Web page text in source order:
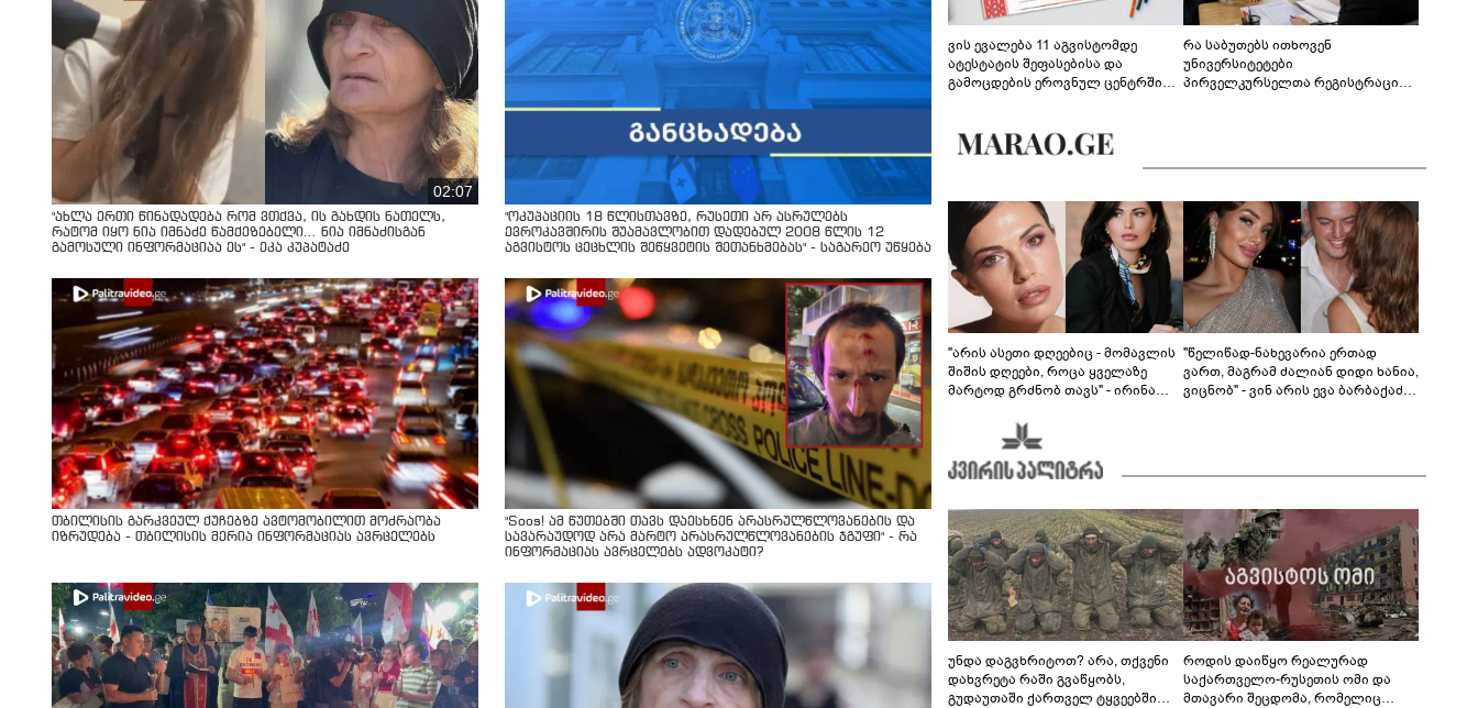
02:07
"ახლა ერთი წინადადება რომ ვთქვა, ის გახდის ნათელს,
რატომ იყო ნია იმნაძე წამქეზებელი... ნია იმნაძისგან
გამოსული ინფორმაციაა ეს" - ეკა კუპატაძე
"ოკუპაციის 18 წლისთავზე, რუსეთი არ ასრულებს
ევროკავშირის შუამავლობით დადებულ 2008 წლის 12
აგვისტოს ცეცხლის შეწყვეტის შეთანხმებას" - საგარეო უწყება
თბილისის გარკვეულ ქუჩებზე ავტომობილით მოძრაობა
იზრუდება - თბილისის მერია ინფორმაციას ავრცელებს
"Soos! ამ წუთებში თავს დაესხნენ არასრულწლოვანების და
სავარაუდოდ არა მარტო არასრულწლოვანების ჯგუფი" - რა
ინფორმაციას ავრცელებს ადვოკატი?
ვის ევალება 11 აგვისტომდე
ატესტატის შეფასებისა და
გამოცდების ეროვნულ ცენტრში
რა საბუთებს ითხოვენ
უნივერსიტეტები
პირველკურსელთა რეგისტრაციის
"არის ასეთი დღეებიც - მომავლის
შიშის დღეები, როცა ყველაზე
მარტოდ გრძნობ თავს" - ირინა
"წელიწად-ნახევარია ერთად
ვართ, მაგრამ ძალიან დიდი ხანია,
ვიცნობ" - ვინ არის ევა ბარბაქაძის
უნდა დაგვხრიტოთ? არა, თქვენი
დახვრეტა რაში გვაწყობს,
გუდაუთაში ქართველ ტყვეებში
როდის დაიწყო რეალურად
საქართველო-რუსეთის ომი და
მთავარი შეცდომა, რომელიც